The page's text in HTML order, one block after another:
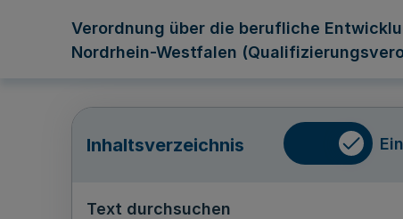
Verordnung über die berufliche
Nordrhein-Westfalen
Inhaltsverzeichnis Ein
Text durchsuchen